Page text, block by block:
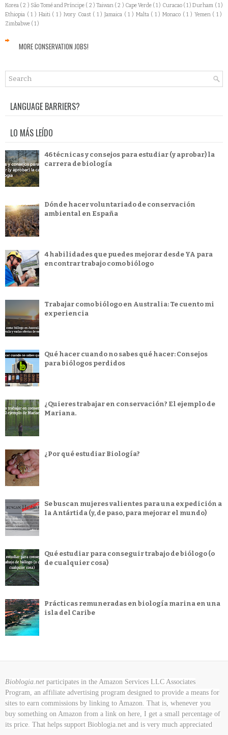
Korea ( 2 ) São Tomé and Príncipe ( 2 ) Taiwan ( 2 ) Cape Verde ( 1 ) Curacao ( 1 )Durham ( 1 )
Ethiopia ( 1 ) Haiti ( 1 ) Ivory Coast ( 1 )Jamaica ( 1 ) Malta ( 1 )Monaco ( 1 ) Yemen ( 1 )
Zimbabwe ( 1 )
MORE CONSERVATION JOBS!
LANGUAGE BARRIERS?
LO MÁS LEÍDO
46 técnicas y consejos para estudiar (y aprobar) la
carrera de biología
Dónde hacer voluntariado de conservación
ambiental en España
4 habilidades que puedes mejorar desde YA para
encontrar trabajo como biólogo
Trabajar como biólogo en Australia: Te cuento mi
experiencia
Qué hacer cuando no sabes qué hacer: Consejos
para biólogos perdidos
¿Quieres trabajar en conservación? El ejemplo de
Mariana.
¿Por qué estudiar Biología?
Se buscan mujeres valientes para una expedición a
la Antártida (y, de paso, para mejorar el mundo)
Qué estudiar para conseguir trabajo de biólogo (o
de cualquier cosa)
Prácticas remuneradas en biología marina en una
isla del Caribe
Bioblogia.net participates in the Amazon Services LLC Associates
Program, an affiliate advertising program designed to provide a means for
sites to earn commissions by linking to Amazon. That is, whenever you
buy something on Amazon from a link on here, I get a small percentage of
its price. That helps support Bioblogia.net and is very much appreciated